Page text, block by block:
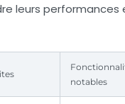
leurs
notables